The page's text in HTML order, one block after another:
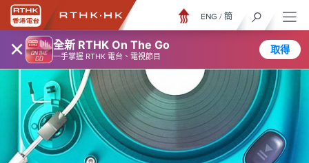
× 全新 RTHK On The Go
一手掌握 RTHK 電台、電視節目
取得
ENG / 簡